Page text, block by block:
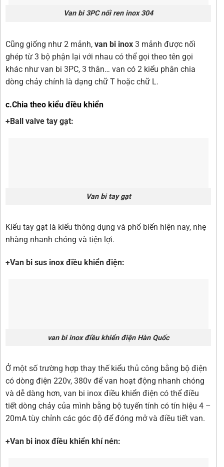
Van bi 3PC nối ren inox 304
Cũng giống như 2 mảnh, van bi inox 3 mảnh được nối
ghép từ 3 bộ phận lại với nhau có thể gọi theo tên gọi
khác như van bi 3PC, 3 thân… van có 2 kiểu phân chia
dòng chảy chính là dạng chữ T hoặc chữ L.
c.Chia theo kiểu điều khiển
+Ball valve tay gạt:
Van bi tay gạt
Kiểu tay gạt là kiểu thông dụng và phổ biến hiện nay, nhẹ
nhàng nhanh chóng và tiện lợi.
+Van bi sus inox điều khiển điện:
van bi inox điều khiển điện Hàn Quốc
Ở một số trường hợp thay thế kiểu thủ công bằng bộ điện
có dòng điện 220v, 380v để van hoạt động nhanh chóng
và dễ dàng hơn, van bi inox điều khiển điện có thể điều
tiết dòng chảy của mình bằng bộ tuyến tính có tín hiệu 4 –
20mA tùy chỉnh các góc độ để đóng mở và điều tiết van.
+Van bi inox điều khiển khí nén: